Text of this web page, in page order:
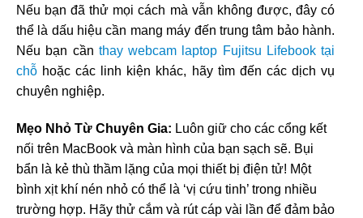
Nếu bạn đã thử mọi cách mà vẫn không được, đây có
thể là dấu hiệu cần mang máy đến trung tâm bảo hành.
Nếu bạn cần thay webcam laptop Fujitsu Lifebook tại
chỗ hoặc các linh kiện khác, hãy tìm đến các dịch vụ
chuyên nghiệp.
Mẹo Nhỏ Từ Chuyên Gia: Luôn giữ cho các cổng kết
nối trên MacBook và màn hình của bạn sạch sẽ. Bụi
bẩn là kẻ thù thầm lặng của mọi thiết bị điện tử! Một
bình xịt khí nén nhỏ có thể là ‘vị cứu tinh’ trong nhiều
trường hợp. Hãy thử cắm và rút cáp vài lần để đảm bảo